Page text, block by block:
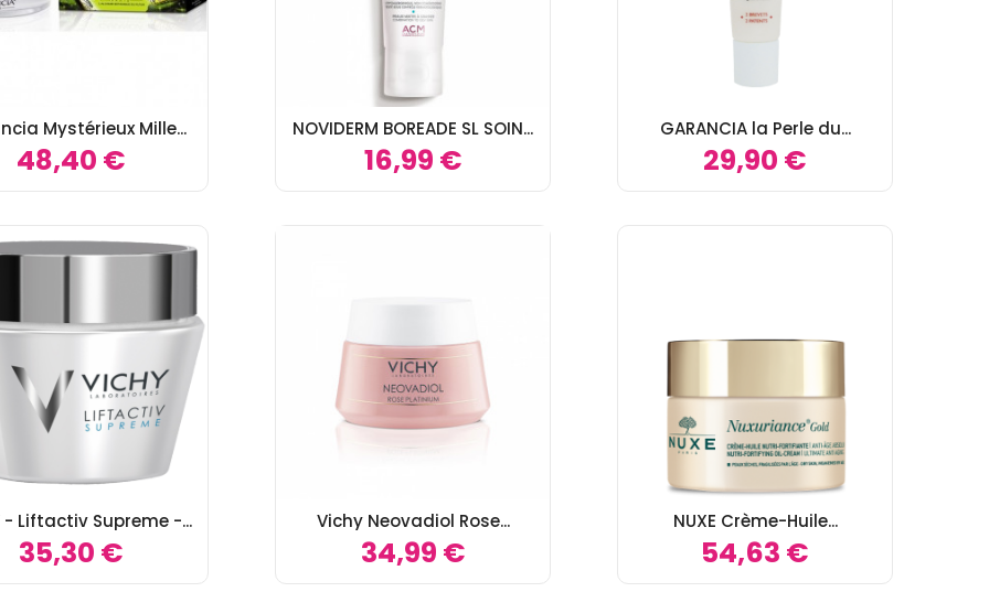
Mystérieux Mille...
48,40 €
NOVIDERM BOREADE SL SOIN...
16,99 €
GARANCIA la Perle du...
29,90 €
- Liftactiv Supreme -...
35,30 €
Vichy Neovadiol Rose...
34,99 €
NUXE Crème-Huile...
54,63 €